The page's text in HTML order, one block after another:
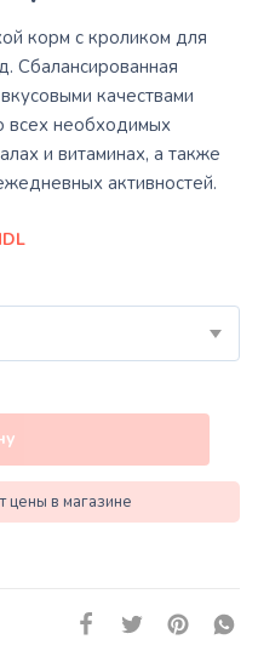
корм с кроликом для
Сбалансированная
качествами
всех необходимых
и витаминах, а также
активностей.
цены в магазине